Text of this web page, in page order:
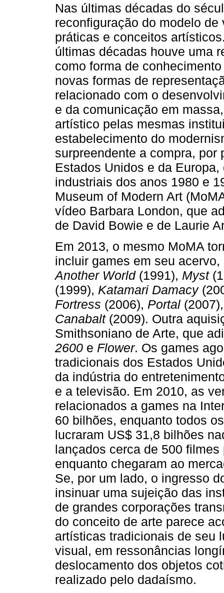
Nas últimas décadas do
reconfiguração do modelo
práticas e conceitos
últimas décadas houve uma
como forma de
novas formas de
relacionado com o
e da comunicação em
artístico pelas mesmas
estabelecimento do
surpreendente a compra,
Estados Unidos e da
industriais dos anos 1980 e
Museum of Modern Art
vídeo Barbara London, que
de David Bowie e de Laurie
Em 2013, o mesmo MoMA
incluir games em seu
Another World(1991), Myst
(1999), Katamari Damacy
Fortress (2006), Portal
Canabalt(2009). Outra
Smithsoniano de Arte, que
2600 e Flower. Os games
tradicionais dos Estados
da indústria do
e a televisão. Em 2010, as
relacionados a games na
60 bilhões, enquanto todos
lucraram US$ 31,8 bilhões
lançados cerca de 500
enquanto chegaram ao
Se, por um lado, o ingresso
insinuar uma sujeição das
de grandes corporações
do conceito de arte parece
artísticas tradicionais de seu
visual, em ressonâncias
deslocamento dos objetos
realizado pelo dadaísmo.